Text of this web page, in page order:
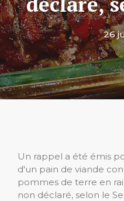
26
Un rappel a été émis
d'un pain de viande
pommes de terre en
non déclaré, selon le